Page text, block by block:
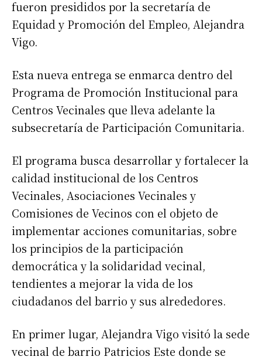
fueron presididos por la secretaría de
Equidad y Promoción del Empleo, Alejandra
Vigo.
Esta nueva entrega se enmarca dentro del
Programa de Promoción Institucional para
Centros Vecinales que lleva adelante la
subsecretaría de Participación Comunitaria.
El programa busca desarrollar y fortalecer la
calidad institucional de los Centros
Vecinales, Asociaciones Vecinales y
Comisiones de Vecinos con el objeto de
implementar acciones comunitarias, sobre
los principios de la participación
democrática y la solidaridad vecinal,
tendientes a mejorar la vida de los
ciudadanos del barrio y sus alrededores.
En primer lugar, Alejandra Vigo visitó la sede
vecinal de barrio Patricios Este donde se